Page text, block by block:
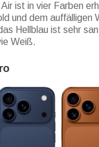
ist in vier Farben
und dem auffälligen
Hellblau ist sehr
Weiß.